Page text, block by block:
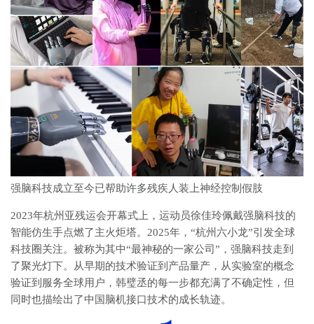
强脑科技成立至今已帮助许多残疾人装上神经控制假肢
2023年杭州亚残运会开幕式上，运动员徐佳玲佩戴强脑科技的
智能仿生手点燃了主火炬塔。2025年，“杭州六小龙”引发全球
科技圈关注。被称为其中“最神秘的一家公司”，强脑科技走到
了聚光灯下。从早期的技术验证到产品量产，从实验室的概念
验证到服务全球用户，韩璧丞的每一步都充满了不确定性，但
同时也描绘出了中国脑机接口技术的成长轨迹。